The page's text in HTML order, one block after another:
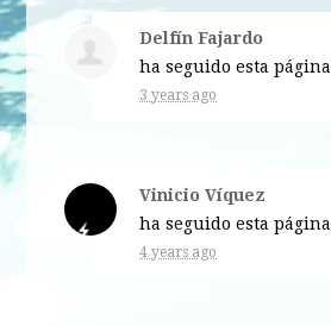
Delfín Fajardo
ha seguido esta página
3 years ago
Vinicio Víquez
ha seguido esta página
4 years ago